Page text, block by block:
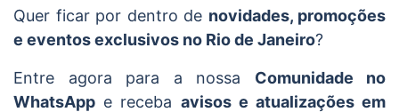
Quer ficar por dentro de novidades, promoções
e eventos exclusivos no Rio de Janeiro?
Entre agora para a nossa Comunidade no
WhatsApp e receba avisos e atualizações em